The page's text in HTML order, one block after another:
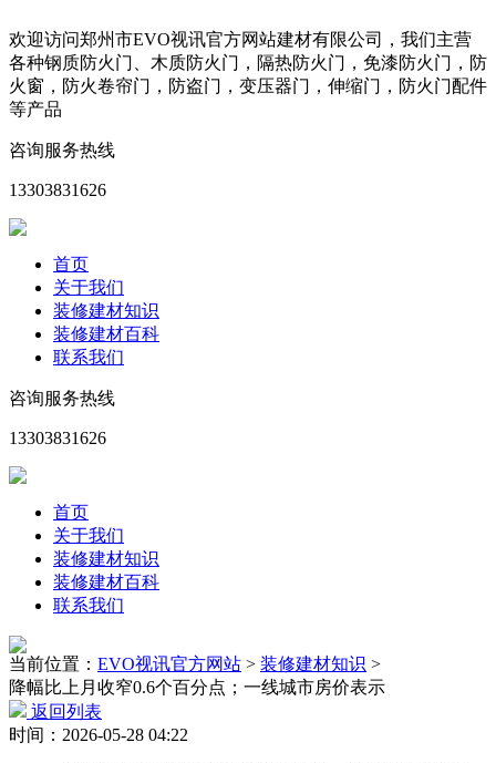
欢迎访问郑州市EVO视讯官方网站建材有限公司，我们主营
各种钢质防火门、木质防火门，隔热防火门，免漆防火门，防
火窗，防火卷帘门，防盗门，变压器门，伸缩门，防火门配件
等产品
咨询服务热线
13303831626
首页
关于我们
装修建材知识
装修建材百科
联系我们
咨询服务热线
13303831626
首页
关于我们
装修建材知识
装修建材百科
联系我们
当前位置： EVO视讯官方网站 > 装修建材知识 >
降幅比上月收窄0.6个百分点；一线城市房价表示
返回列表
时间：2026-05-28 04:22